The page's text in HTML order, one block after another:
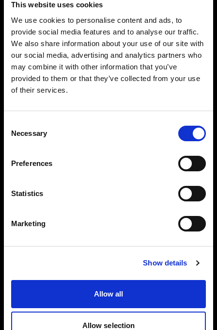
This website uses cookies
We use cookies to personalise content and ads, to
provide social media features and to analyse our traffic.
We also share information about your use of our site with
our social media, advertising and analytics partners who
may combine it with other information that you’ve
provided to them or that they’ve collected from your use
of their services.
Selection
Necessary
Preferences
Statistics
Marketing
Show details
Allow all
Allow selection
Potente integración de software
El sistema se integra con nuestro software de
flujo de trabajo dinámico a la perfección para
tiempo de comercialización ágil, haciendo que
tu contenido esté listo para su publicación con
Software que potencia tu
Perfectamente integrado con el hardware
de Profoto, el paquete de software
desde la planificación hasta la